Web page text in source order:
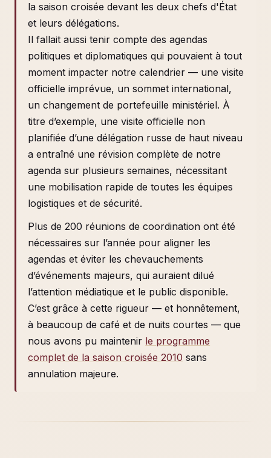
la saison croisée devant les deux chefs d'État
et leurs délégations.
Il fallait aussi tenir compte des agendas
politiques et diplomatiques qui pouvaient à tout
moment impacter notre calendrier — une visite
officielle imprévue, un sommet international,
un changement de portefeuille ministériel. À
titre d’exemple, une visite officielle non
planifiée d’une délégation russe de haut niveau
a entraîné une révision complète de notre
agenda sur plusieurs semaines, nécessitant
une mobilisation rapide de toutes les équipes
logistiques et de sécurité.
Plus de 200 réunions de coordination ont été
nécessaires sur l’année pour aligner les
agendas et éviter les chevauchements
d’événements majeurs, qui auraient dilué
l’attention médiatique et le public disponible.
C’est grâce à cette rigueur — et honnêtement,
à beaucoup de café et de nuits courtes — que
nous avons pu maintenir le programme
complet de la saison croisée 2010 sans
annulation majeure.